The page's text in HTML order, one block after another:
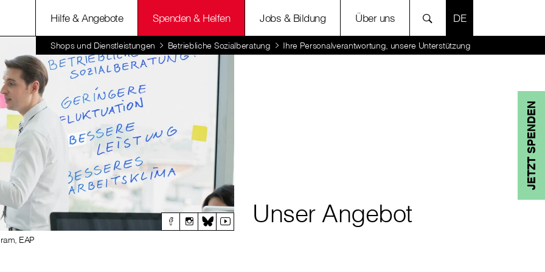
Hilfe & Angebote Spenden & Helfen Jobs & Bildung Über uns SPRACHE
Shops und Dienstleistungen Betriebliche Sozialberatung Ihre Personalverantwortung, unsere Unterstützung
JETZT SPENDEN
Unser Angebot
EAP